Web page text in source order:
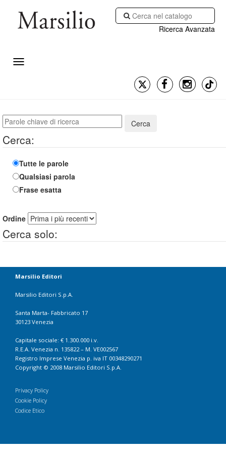
Ricerca Avanzata
Cerca
Cerca:
Tutte le parole
Qualsiasi parola
Frase esatta
Ordine
Cerca solo:
Marsilio Editori
Marsilio Editori S.p.A.
Santa Marta- Fabbricato 17
30123 Venezia
Capitale sociale: € 1.300.000 i.v.
R.E.A. Venezia n. 135822 – M. VE002567
Registro Imprese Venezia p. iva IT 00348290271
Copyright © 2008 Marsilio Editori S.p.A.
Privacy Policy
Cookie Policy
Codice Etico